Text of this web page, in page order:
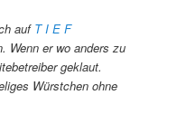
auf T I E F
Wenn er wo anders zu
geklaut.
Würstchen ohne